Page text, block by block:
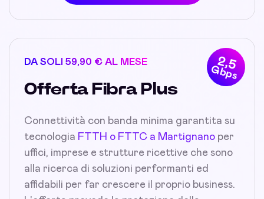
2,5
Gbps
DA SOLI 59,90 € AL MESE
Offerta Fibra Plus
Connettività con banda minima garantita su
tecnologia FTTH o FTTC a Martignano per
uffici, imprese e strutture ricettive che sono
alla ricerca di soluzioni performanti ed
affidabili per far crescere il proprio business.